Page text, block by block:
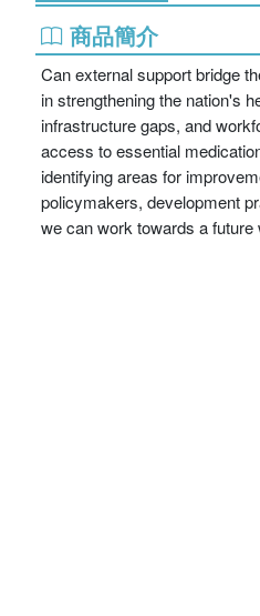
商品簡介
Can external support bridge
in strengthening the nation's
infrastructure gaps, and
access to essential
identifying areas for
policymakers, development
we can work towards a